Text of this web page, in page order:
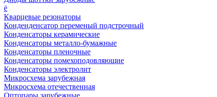
ё
Кварцевые резонаторы
Конденденсатор переменый подстрочный
Конденсаторы керамические
Конденсаторы металло-бумажные
Конденсаторы пленочные
Конденсаторы помехоподовляющие
Конденсаторы электролит
Микросхема зарубежная
Микросхема отечественная
Оптопары зарубежные